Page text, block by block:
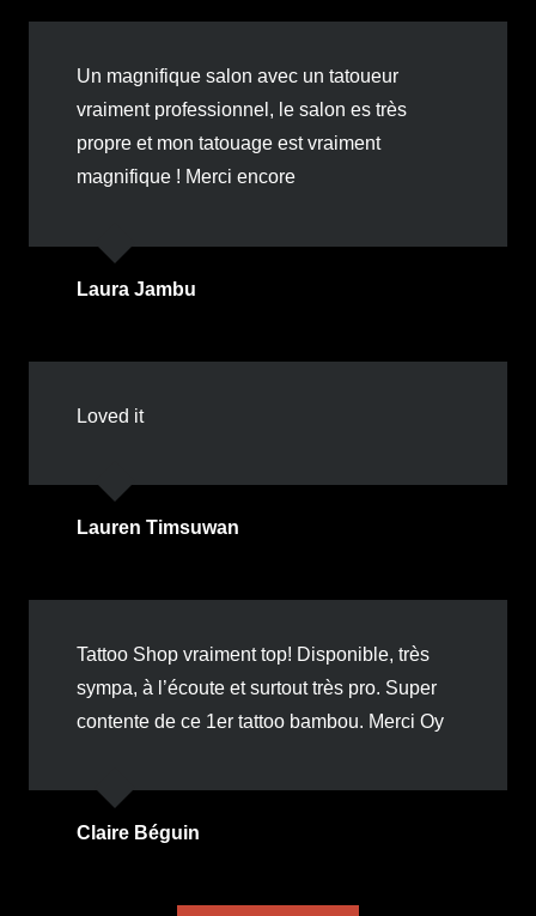
Un magnifique salon avec un tatoueur
vraiment professionnel, le salon es très
propre et mon tatouage est vraiment
magnifique ! Merci encore
Laura Jambu
Loved it
Lauren Timsuwan
Tattoo Shop vraiment top! Disponible, très
sympa, à l’écoute et surtout très pro. Super
contente de ce 1er tattoo bambou. Merci Oy
Claire Béguin